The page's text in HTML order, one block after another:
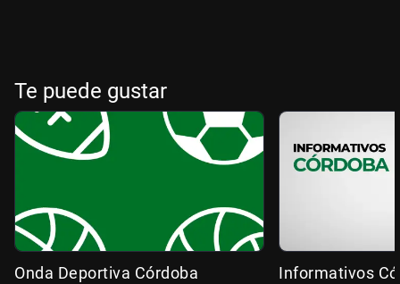
Te puede gustar
Onda Deportiva Córdoba Informativos